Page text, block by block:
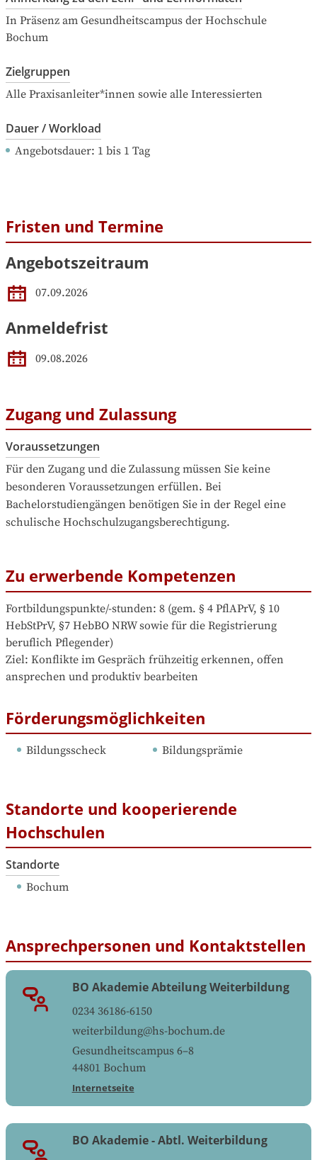
In Präsenz am Gesundheitscampus der Hochschule
Bochum
Zielgruppen
Alle Praxisanleiter*innen sowie alle Interessierten
Dauer / Workload
Angebotsdauer: 1 bis 1 Tag
Fristen und Termine
Angebotszeitraum
07.09.2026
Anmeldefrist
09.08.2026
Zugang und Zulassung
Voraussetzungen
Für den Zugang und die Zulassung müssen Sie keine
besonderen Voraussetzungen erfüllen. Bei
Bachelorstudiengängen benötigen Sie in der Regel eine
schulische Hochschulzugangsberechtigung.
Zu erwerbende Kompetenzen
Fortbildungspunkte/-stunden: 8 (gem. § 4 PflAPrV, § 10
HebStPrV, §7 HebBO NRW sowie für die Registrierung
beruflich Pflegender)
Ziel: Konflikte im Gespräch frühzeitig erkennen, offen
ansprechen und produktiv bearbeiten
Förderungsmöglichkeiten
Bildungsscheck Bildungsprämie
Standorte und kooperierende
Hochschulen
Standorte
Bochum
Ansprechpersonen und Kontaktstellen
BO Akademie Abteilung Weiterbildung
0234 36186-6150
weiterbildung@hs-bochum.de
Gesundheitscampus 6‒8
44801 Bochum
Internetseite
BO Akademie - Abtl. Weiterbildung